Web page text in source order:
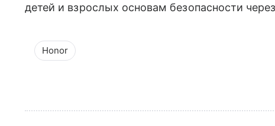
детей и взрослых основам безопасности
Honor